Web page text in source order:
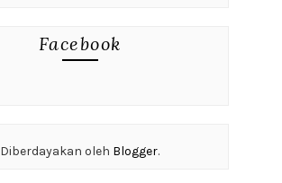
Facebook
Diberdayakan oleh Blogger.